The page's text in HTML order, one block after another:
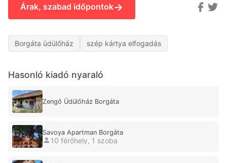
Árak, szabad időpontok→
Borgáta üdülőház szép kártya elfogadás
Hasonló kiadó nyaraló
Zengő Üdülőház Borgáta
Savoya Apartman Borgáta
10 férőhely, 1 szoba